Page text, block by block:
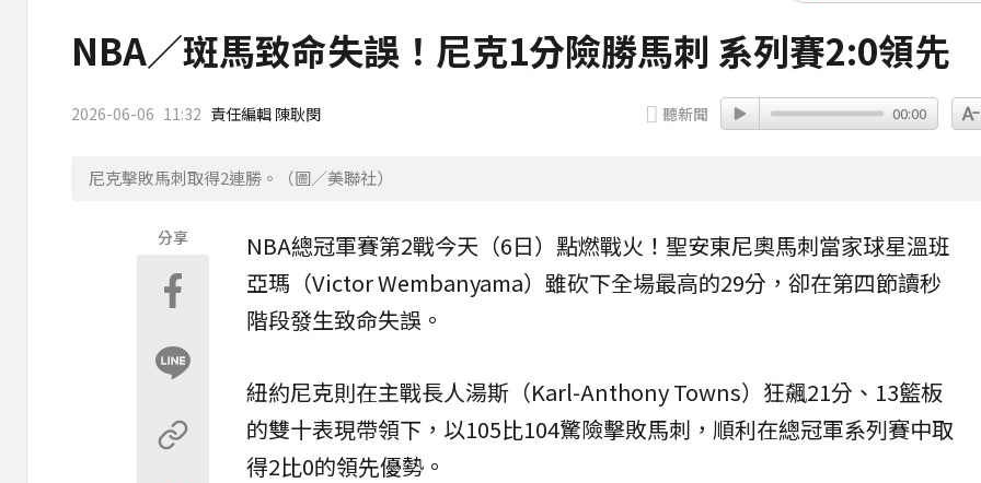
NBA／斑馬致命失誤！尼克1分險勝馬刺 系列賽2:0領先
2026-06-06 11:32 責任編輯 陳耿閔 聽新聞 00:00
尼克擊敗馬刺取得2連勝。（圖／美聯社）
分享 NBA總冠軍賽第2戰今天（6日）點燃戰火！聖安東尼奧馬刺當家球星溫班
亞瑪（Victor Wembanyama）雖砍下全場最高的29分，卻在第四節讀秒
階段發生致命失誤。
紐約尼克則在主戰長人湯斯（Karl-Anthony Towns）狂飆21分、13籃板
的雙十表現帶領下，以105比104驚險擊敗馬刺，順利在總冠軍系列賽中取
得2比0的領先優勢。